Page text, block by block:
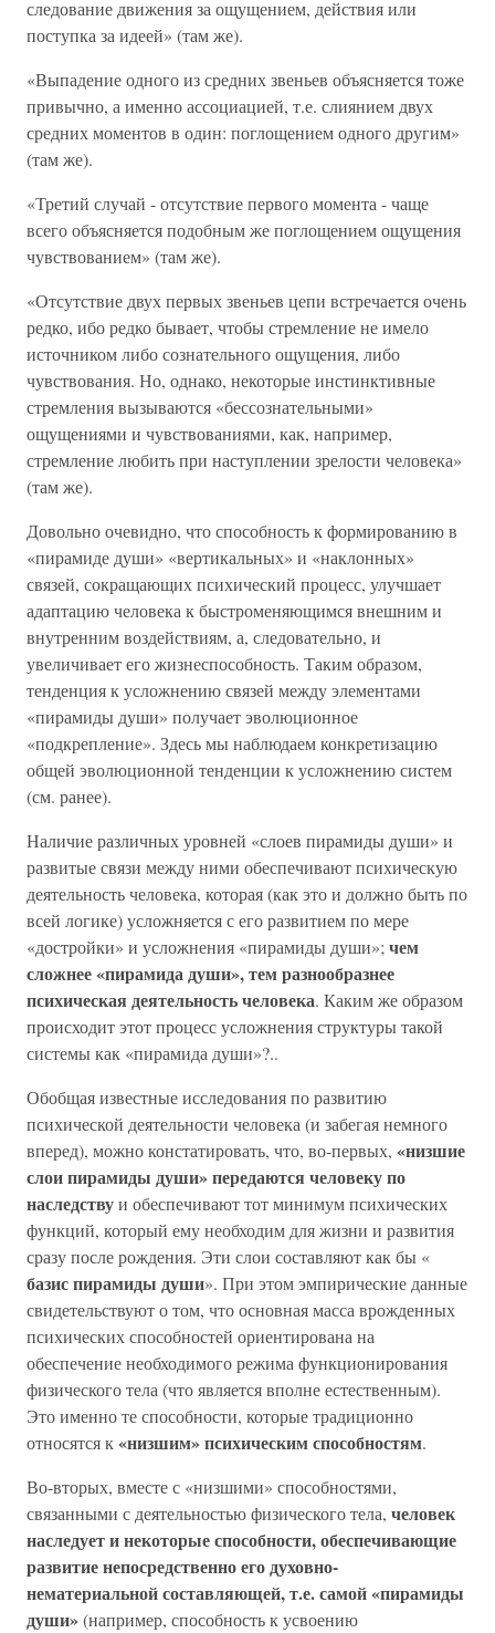
следование движения за ощущением, действия или
поступка за идеей» (там же).
«Выпадение одного из средних звеньев объясняется тоже
привычно, а именно ассоциацией, т.е. слиянием двух
средних моментов в один: поглощением одного другим»
(там же).
«Третий случай - отсутствие первого момента - чаще
всего объясняется подобным же поглощением ощущения
чувствованием» (там же).
«Отсутствие двух первых звеньев цепи встречается очень
редко, ибо редко бывает, чтобы стремление не имело
источником либо сознательного ощущения, либо
чувствования. Но, однако, некоторые инстинктивные
стремления вызываются «бессознательными»
ощущениями и чувствованиями, как, например,
стремление любить при наступлении зрелости человека»
(там же).
Довольно очевидно, что способность к формированию в
«пирамиде души» «вертикальных» и «наклонных»
связей, сокращающих психический процесс, улучшает
адаптацию человека к быстроменяющимся внешним и
внутренним воздействиям, а, следовательно, и
увеличивает его жизнеспособность. Таким образом,
тенденция к усложнению связей между элементами
«пирамиды души» получает эволюционное
«подкрепление». Здесь мы наблюдаем конкретизацию
общей эволюционной тенденции к усложнению систем
(см. ранее).
Наличие различных уровней «слоев пирамиды души» и
развитые связи между ними обеспечивают психическую
деятельность человека, которая (как это и должно быть по
всей логике) усложняется с его развитием по мере
«достройки» и усложнения «пирамиды души»; чем
сложнее «пирамида души», тем разнообразнее
психическая деятельность человека. Каким же образом
происходит этот процесс усложнения структуры такой
системы как «пирамида души»?..
Обобщая известные исследования по развитию
психической деятельности человека (и забегая немного
вперед), можно констатировать, что, во-первых, «низшие
слои пирамиды души» передаются человеку по
наследствуи обеспечивают тот минимум психических
функций, который ему необходим для жизни и развития
сразу после рождения. Эти слои составляют как бы «
базис пирамиды души». При этом эмпирические данные
свидетельствуют о том, что основная масса врожденных
психических способностей ориентирована на
обеспечение необходимого режима функционирования
физического тела (что является вполне естественным).
Это именно те способности, которые традиционно
относятся к«низшим» психическим способностям.
Во-вторых, вместе с «низшими» способностями,
связанными с деятельностью физического тела, человек
наследует и некоторые способности, обеспечивающие
развитие непосредственно его духовно-
нематериальной составляющей, т.е. самой «пирамиды
души»(например, способность к усвоению